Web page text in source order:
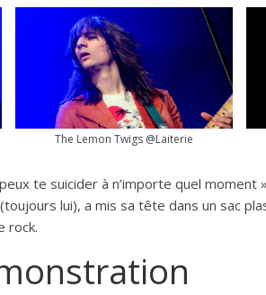
The Lemon Twigs @Laiterie
te suicider à n’importe quel moment
lui), a mis sa tête dans un sac
rock.